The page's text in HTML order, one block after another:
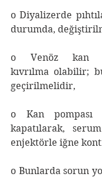
o Diyalizerde
durumda,
o Venöz kan
kıvrılma olabilir;
geçirilmelidir,
o Kan
kapatılarak,
enjektörle iğne
o Bunlarda sorun